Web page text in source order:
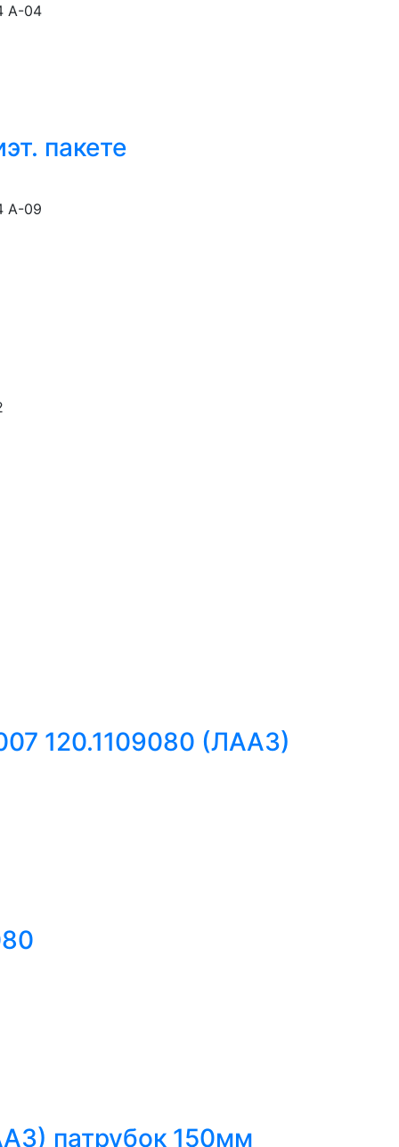
А-04
пакете
А-09
120.1109080 (ЛААЗ)
патрубок 150мм